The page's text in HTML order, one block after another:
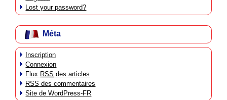
Lost your password?
Méta
Inscription
Connexion
Flux RSS des articles
RSS des commentaires
Site de WordPress-FR